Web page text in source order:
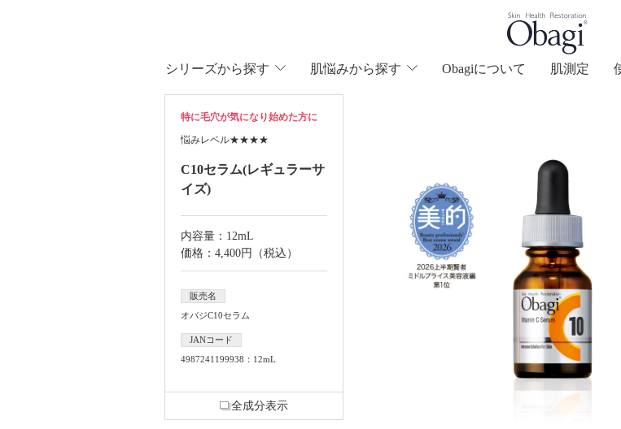
シリ ーズから探す 肌悩みから探す Obagiについて 肌測定
特に毛穴が気になり始めた方に
悩みレベル★★★★
C10セラム(レギュラーサ
イズ)
内容量：12mL
価格：4,400円（税込）
販売名
オバジC10セラム
JANコード
4987241199938：12mL
全成分表示